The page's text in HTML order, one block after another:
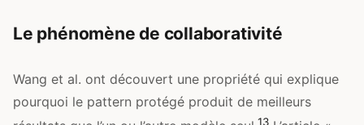
Le phénomène de collaborativité
Wang et al. ont découvert une propriété qui explique
pourquoi le pattern protégé produit de meilleurs
13